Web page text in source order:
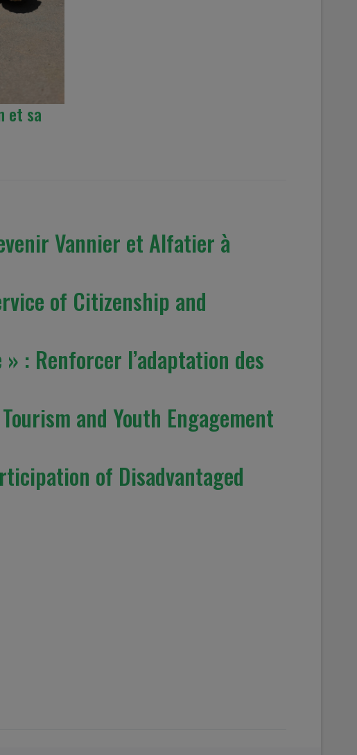
et sa
Vannier et Alfatier à
of Citizenship and
: Renforcer l’adaptation des
and Youth Engagement
of Disadvantaged